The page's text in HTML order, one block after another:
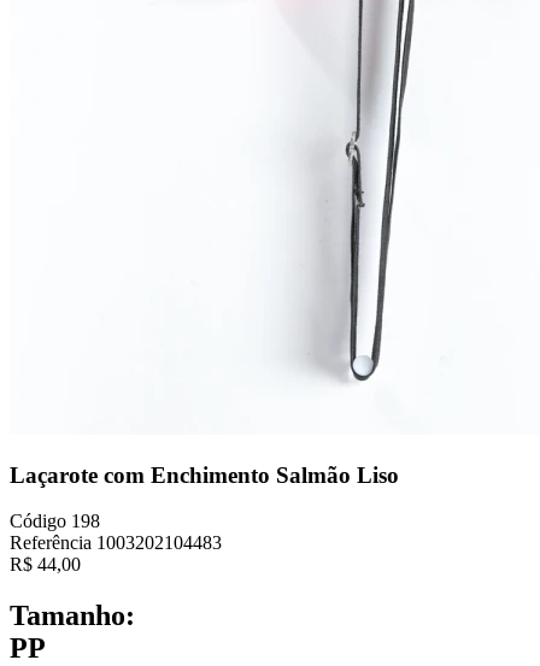
Laçarote com Enchimento Salmão Liso
Código 198
Referência 1003202104483
R$ 44,00
Tamanho:
PP